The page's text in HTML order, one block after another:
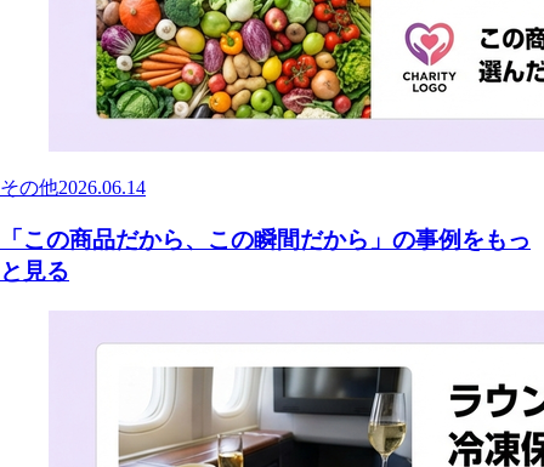
その他2026.06.14
「この商品だから、この瞬間だから」の事例をもっ
と見る